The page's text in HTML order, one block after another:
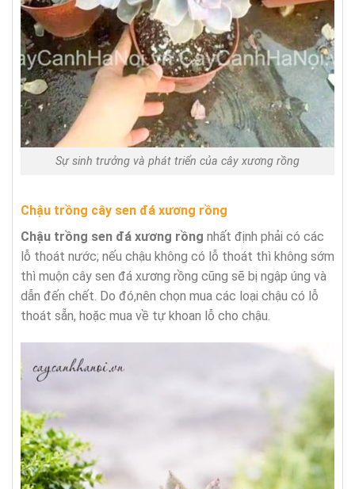
Sự sinh trưởng và phát triển của cây xương rồng
Chậu trồng cây sen đá xương rồng
Chậu trồng sen đá xương rồng nhất định phải có các
lỗ thoát nước; nếu chậu không có lỗ thoát thì không sớm
thì muộn cây sen đá xương rồng cũng sẽ bị ngập úng và
dẫn đến chết. Do đó,nên chọn mua các loại chậu có lỗ
thoát sẵn, hoặc mua về tự khoan lỗ cho chậu.